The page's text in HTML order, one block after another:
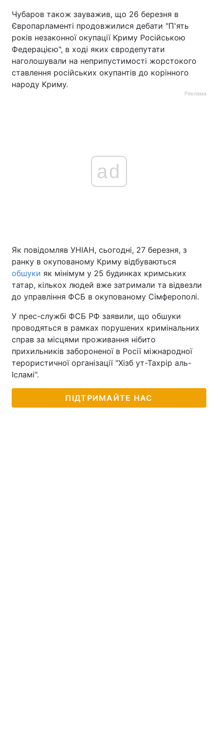
Чубаров також зауважив, що 26 березня в
Європарламенті продовжилися дебати "П'ять
років незаконної окупації Криму Російською
Федерацією", в ході яких євродепутати
наголошували на неприпустимості жорстокого
ставлення російських окупантів до корінного
народу Криму.
Реклама
ad
Як повідомляв УНІАН, сьогодні, 27 березня, з
ранку в окупованому Криму відбуваються
обшуки як мінімум у 25 будинках кримських
татар, кількох людей вже затримали та відвезли
до управління ФСБ в окупованому Сімферополі.
У прес-службі ФСБ РФ заявили, що обшуки
проводяться в рамках порушених кримінальних
справ за місцями проживання нібито
прихильників забороненої в Росії міжнародної
терористичної організації "Хізб ут-Тахрір аль-
Ісламі".
ПІДТРИМАЙТЕ НАС